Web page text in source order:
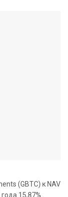
(GBTC) к NAV
15,87%....